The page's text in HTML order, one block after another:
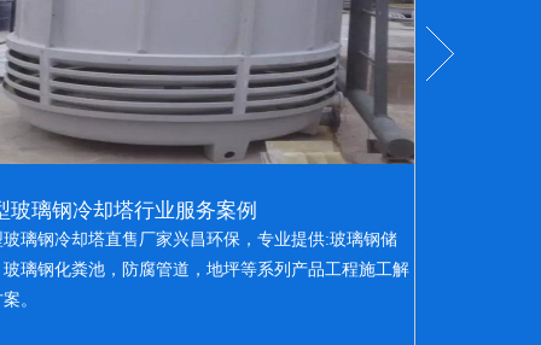
玻璃钢冷却塔行业服务案例
玻璃钢冷却塔直售厂家兴昌环保，专业提供:玻璃钢储
玻璃钢化粪池，防腐管道，地坪等系列产品工程施工解
。